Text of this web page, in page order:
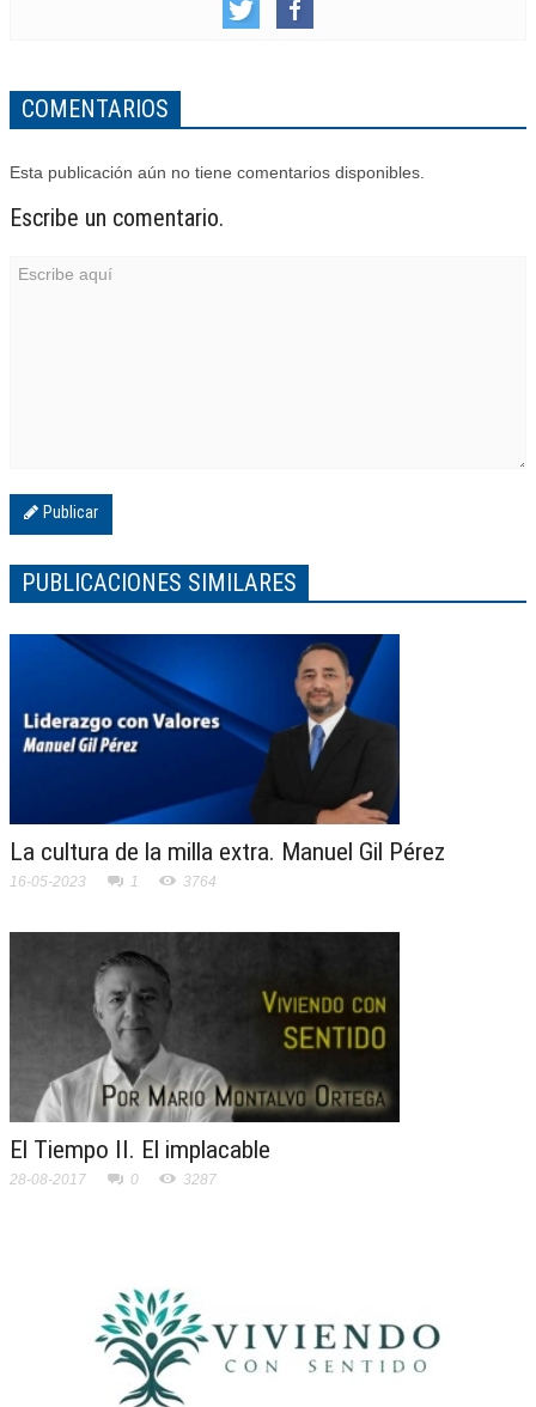
COMENTARIOS
Esta publicación aún no tiene comentarios disponibles.
Escribe un comentario.
Publicar
PUBLICACIONES SIMILARES
La cultura de la milla extra. Manuel Gil Pérez
16-05-2023 1 3764
El Tiempo II. El implacable
28-08-2017 0 3287